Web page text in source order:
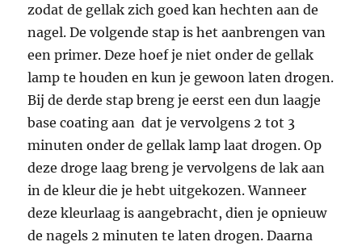
zodat de gellak zich goed kan hechten aan de
nagel. De volgende stap is het aanbrengen van
een primer. Deze hoef je niet onder de gellak
lamp te houden en kun je gewoon laten drogen.
Bij de derde stap breng je eerst een dun laagje
base coating aan dat je vervolgens 2 tot 3
minuten onder de gellak lamp laat drogen. Op
deze droge laag breng je vervolgens de lak aan
in de kleur die je hebt uitgekozen. Wanneer
deze kleurlaag is aangebracht, dien je opnieuw
de nagels 2 minuten te laten drogen. Daarna